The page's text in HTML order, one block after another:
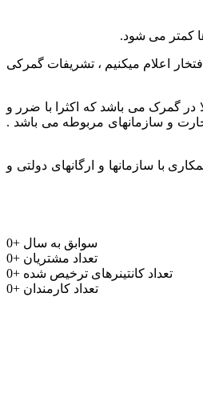
کمتر می شود.
کالا با افتخار اعلام میکنیم ، تشریفات گمرکی
در گمرک می باشد که اکثرا با ضرر و
و سازمانهای مربوطه می باشد .
با سازمانها و ارگانهای دولتی و
0+ سوابق به سال
0+ تعداد مشتریان
0+ تعداد کانتینرهای ترخیص شده
0+ تعداد کارمندان